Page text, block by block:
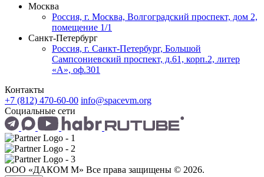
Москва
Россия, г. Москва, Волгоградский проспект, дом 2,
помещение 1/1
Санкт-Петербург
Россия, г. Санкт-Петербург, Большой
Сампсониевский проспект, д.61, корп.2, литер
«А», оф.301
Контакты
+7 (812) 470-60-00 info@spacevm.org
Социальные сети
ООО «ДАКОМ М» Все права защищены © 2026.